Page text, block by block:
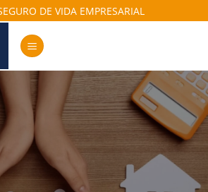
DE VIDA EMPRESARIAL